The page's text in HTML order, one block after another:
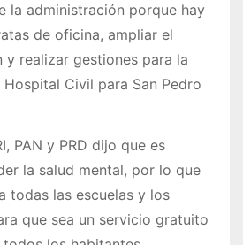
la administración porque hay
de oficina, ampliar el
y realizar gestiones para la
Civil para San Pedro
PAN y PRD dijo que es
la salud mental, por lo que
todas las escuelas y los
que sea un servicio gratuito